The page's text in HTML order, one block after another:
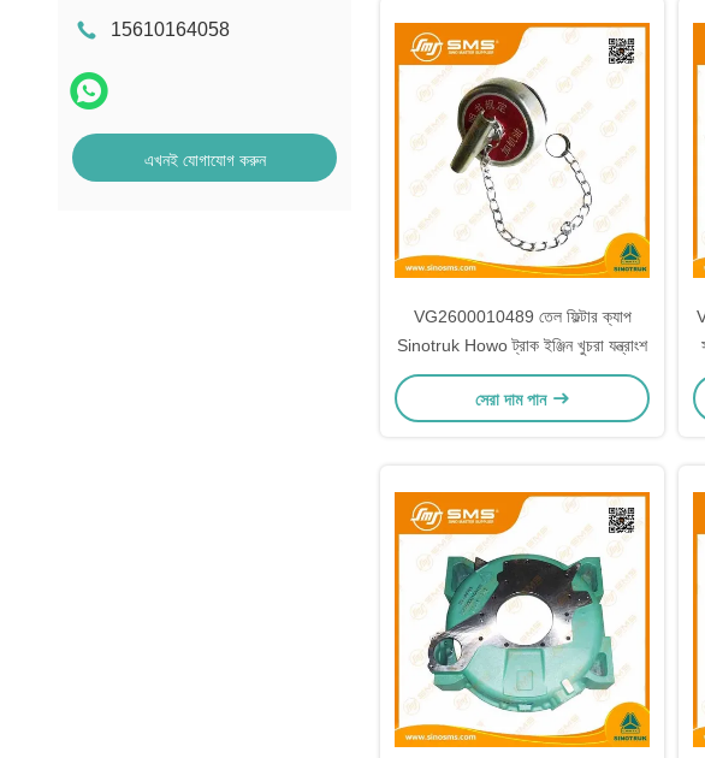
15610164058
এখনই যোগাযোগ করুন
VG2600010489 তেল ফিল্টার ক্যাপ
Sinotruk Howo ট্রাক ইঞ্জিন খুচরা যন্ত্রাংশ
সেরা দাম পান